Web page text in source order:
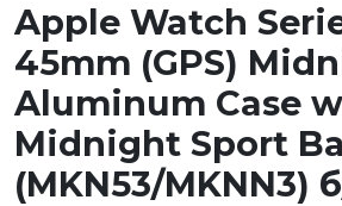
Apple Watch
45mm (GPS)
Aluminum Case
Midnight Sport
(MKN53/MKNN3)